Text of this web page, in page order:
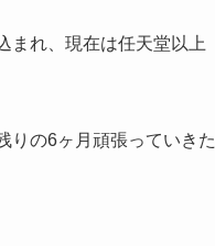
まれ、現在は任天堂以上
りの6ヶ月頑張っていきた